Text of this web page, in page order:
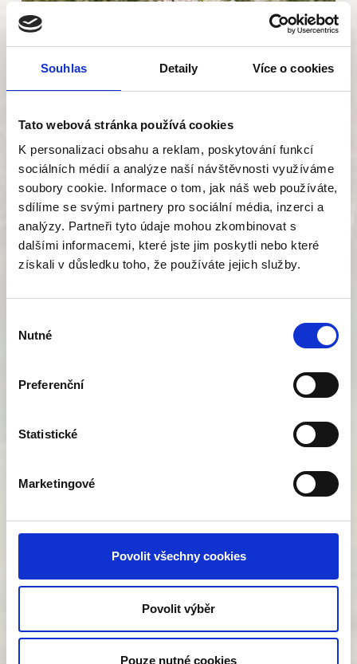
Souhlas Detaily Více o cookies
Tato webová stránka používá cookies
K personalizaci obsahu a reklam, poskytování funkcí
sociálních médií a analýze naší návštěvnosti využíváme
soubory cookie. Informace o tom, jak náš web používáte,
sdílíme se svými partnery pro sociální média, inzerci a
analýzy. Partneři tyto údaje mohou zkombinovat s
dalšími informacemi, které jste jim poskytli nebo které
získali v důsledku toho, že používáte jejich služby.
souhlasu
Nutné
Preferenční
Statistické
Marketingové
Povolit všechny cookies
Povolit výběr
Pouze nutné cookies
NEKTARODÁRNÝ ÚHOR
VÍCELETÝ(výsev jaro)
20 % lnička setá
15 % jetel luční